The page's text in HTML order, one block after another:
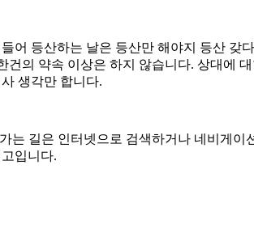
어 등산하는 날은 등산만 해야지 등산
의 약속 이상은 하지 않습니다. 상대에
생각만 합니다.
는 길은 인터넷으로 검색하거나 네비게
입니다.